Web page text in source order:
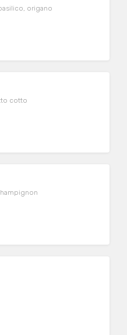
origano
cotto